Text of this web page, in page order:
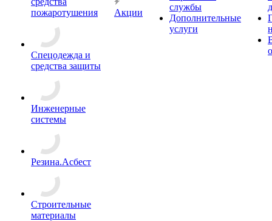
пожаротушения
Спецодежда и
средства защиты
Инженерные
системы
Резина.Асбест
Строительные
материалы
Акции
службы
Дополнительные
услуги